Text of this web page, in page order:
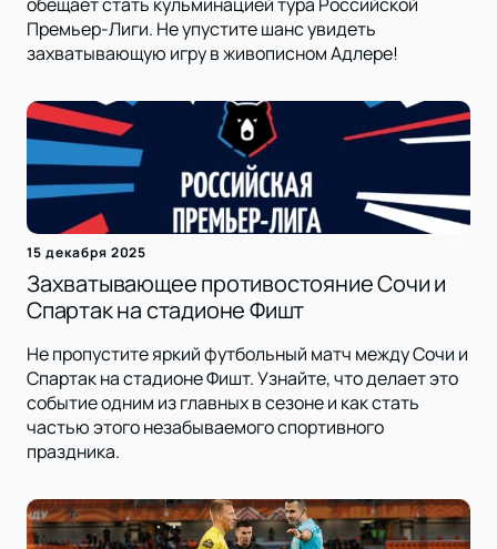
Премьер-Лиги. Не упустите шанс увидеть
захватывающую игру в живописном Адлере!
15 декабря 2025
Захватывающее противостояние Сочи и
Спартак на стадионе Фишт
Не пропустите яркий футбольный матч между Сочи и
Спартак на стадионе Фишт. Узнайте, что делает это
событие одним из главных в сезоне и как стать
частью этого незабываемого спортивного
праздника.